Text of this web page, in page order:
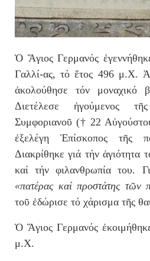
Ὁ Ἅγιος Γερμανός
Γαλλί-ας, τό ἔτος 496 μ.Χ.
ἀκολούθησε τόν μοναχικό
Διετέλεσε ἡγούμενος
Συμφοριανοῦ († 22
ἐξελέγη Ἐπίσκοπος τῆς
Διακρίθηκε γιά τήν ἁγιότητα
καί τήν φιλανθρωπία του.
«πατέρας καί προστάτης τῶν
τοῦ ἐδώρισε τό χάρισμα τῆς
Ὁ Ἅγιος Γερμανός
μ.Χ.